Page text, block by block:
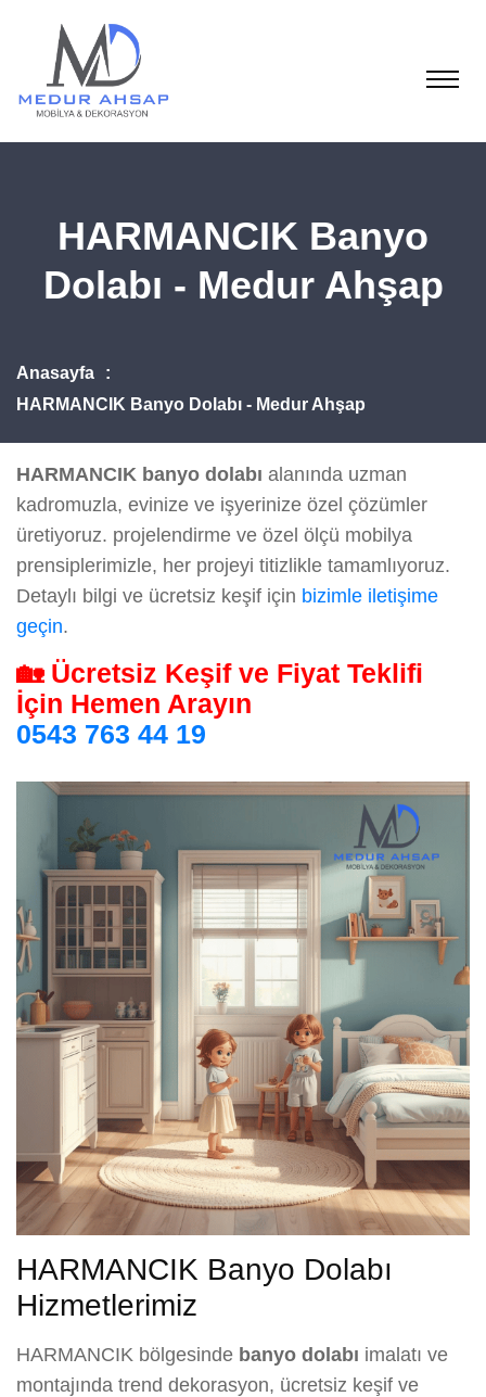
HARMANCIK Banyo
Dolabı - Medur Ahşap
Anasayfa
HARMANCIK Banyo Dolabı - Medur Ahşap
HARMANCIK banyo dolabı alanında uzman
kadromuzla, evinize ve işyerinize özel çözümler
üretiyoruz. projelendirme ve özel ölçü mobilya
prensiplerimizle, her projeyi titizlikle tamamlıyoruz.
Detaylı bilgi ve ücretsiz keşif için bizimle iletişime
geçin.
🏡 Ücretsiz Keşif ve Fiyat Teklifi
İçin Hemen Arayın
0543 763 44 19
HARMANCIK Banyo Dolabı
Hizmetlerimiz
HARMANCIK bölgesinde banyo dolabı imalatı ve
montajında trend dekorasyon, ücretsiz keşif ve